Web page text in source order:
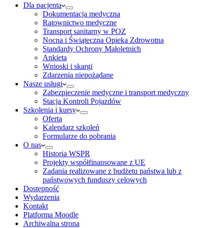
Dla pacjenta
Dokumentacja medyczna
Ratownictwo medyczne
Transport sanitarny w POZ
Nocna i Świąteczna Opieka Zdrowotna
Standardy Ochrony Małoletnich
Ankieta
Wnioski i skargi
Zdarzenia niepożądane
Nasze usługi
Zabezpieczenie medyczne i transport medyczny
Stacja Kontroli Pojazdów
Szkolenia i kursy
Oferta
Kalendarz szkoleń
Formularze do pobrania
O nas
Historia WSPR
Projekty współfinansowane z UE
Zadania realizowane z budżetu państwa lub z
państwowych funduszy celowych
Dostępność
Wydarzenia
Kontakt
Platforma Moodle
Archiwalna strona